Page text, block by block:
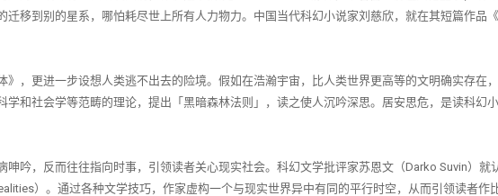
迁移到别的星系，哪怕耗尽世上所有人力物力。中国当代科幻小说家刘慈欣，就在其短篇作品
》，更进一步设想人类逃不出去的险境。假如在浩瀚宇宙，比人类世界更高等的文明确实存在
学和社会学等范畴的理论，提出「黑暗森林法则」，读之使人沉吟深思。居安思危，是读科幻
呻吟，反而往往指向时事，引领读者关心现实社会。科幻文学批评家苏恩文（Darko Suvin）就
）。通过各种文学技巧，作家虚构一个与现实世界异中有同的平行时空，从而引领读者作